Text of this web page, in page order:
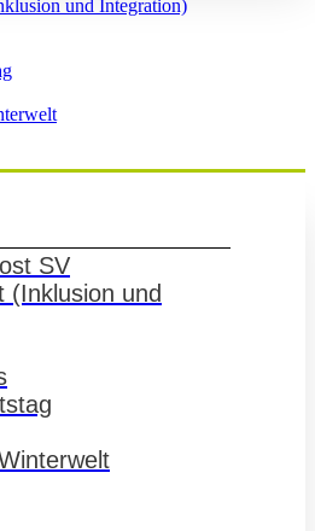
und Integration)
SV
(Inklusion und